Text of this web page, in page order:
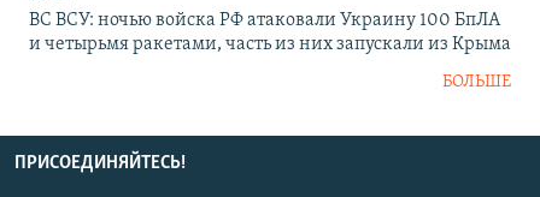
ВС ВСУ: ночью войска РФ атаковали Украину 100 БпЛА
и четырьмя ракетами, часть из них запускали из Крыма
БОЛЬШЕ
ПРИСОЕДИНЯЙТЕСЬ!